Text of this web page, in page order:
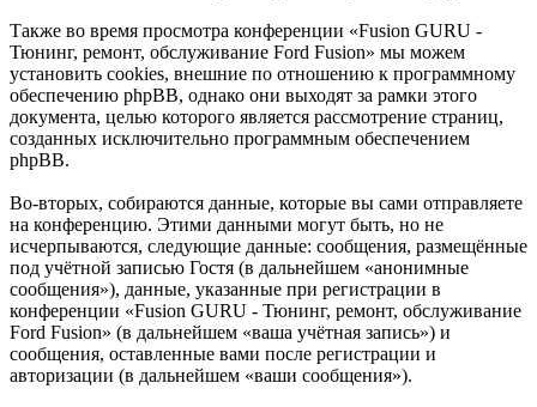
Также во время просмотра конференции «Fusion GURU -
Тюнинг, ремонт, обслуживание Ford Fusion» мы можем
установить cookies, внешние по отношению к программному
обеспечению phpBB, однако они выходят за рамки этого
документа, целью которого является рассмотрение страниц,
созданных исключительно программным обеспечением
phpBB.
Во-вторых, собираются данные, которые вы сами отправляете
на конференцию. Этими данными могут быть, но не
исчерпываются, следующие данные: сообщения, размещённые
под учётной записью Гостя (в дальнейшем «анонимные
сообщения»), данные, указанные при регистрации в
конференции «Fusion GURU - Тюнинг, ремонт, обслуживание
Ford Fusion» (в дальнейшем «ваша учётная запись») и
сообщения, оставленные вами после регистрации и
авторизации (в дальнейшем «ваши сообщения»).